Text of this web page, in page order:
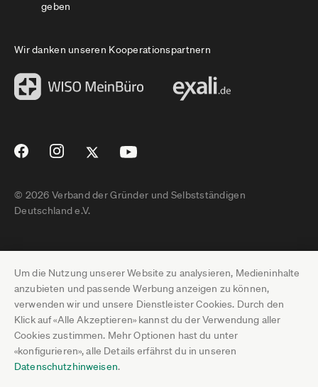
Um die Nutzung unserer Website zu analysieren, Medieninhalte
anzubieten und passende Werbung anzeigen zu können,
verwenden wir und unsere Dienstleister Cookies. Durch den
Klick auf «Alle Akzeptieren» kannst du der Verwendung aller
Cookies zustimmen. Mehr Optionen hast du unter
«konfigurieren», alle Details erfährst du in unseren
Datenschutzhinweisen.
geben
Wir danken unseren Kooperationspartnern
© 2026 Verband der Gründer und Selbstständigen
Deutschland e.V.
Impressum
Datenschutz
Pressebereich
Jobs